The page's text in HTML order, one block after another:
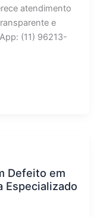
atendimento
e
(11) 96213-
Defeito em
Especializado